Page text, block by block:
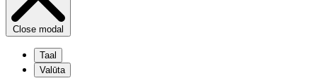
Close modal
Taal
Valūta